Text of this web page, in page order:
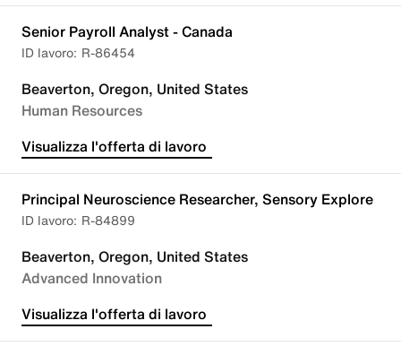
Senior Payroll Analyst - Canada
R-86454
Beaverton, Oregon, United States
Human Resources
Visualizza l'offerta di lavoro
Principal Neuroscience Researcher, Sensory Explore
R-84899
Beaverton, Oregon, United States
Advanced Innovation
Visualizza l'offerta di lavoro